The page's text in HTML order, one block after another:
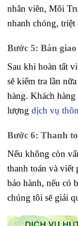
nhân viên, Môi
nhanh chóng, triệt
Bước 5: Bàn
Sau khi hoàn tất
sẽ kiểm tra lần
hàng. Khách
lượng dịch vụ
Bước 6: Thanh
Nếu không còn
thanh toán và viết
bảo hành, nếu có
chúng tôi sẽ giải